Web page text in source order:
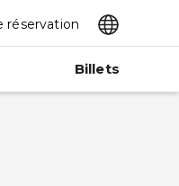
réservation
Billets